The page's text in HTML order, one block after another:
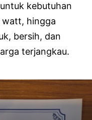
kebutuhan
watt, hingga
bersih, dan
terjangkau.